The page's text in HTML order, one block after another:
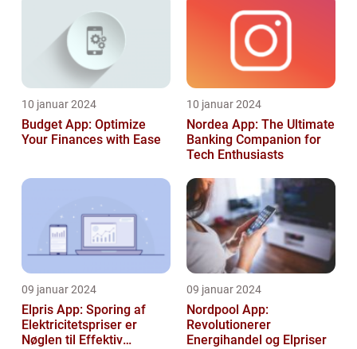
10 januar 2024
Budget App: Optimize
Your Finances with Ease
10 januar 2024
Nordea App: The Ultimate
Banking Companion for
Tech Enthusiasts
09 januar 2024
Elpris App: Sporing af
Elektricitetspriser er
Nøglen til Effektiv
09 januar 2024
Nordpool App:
Revolutionerer
Energihandel og Elpriser